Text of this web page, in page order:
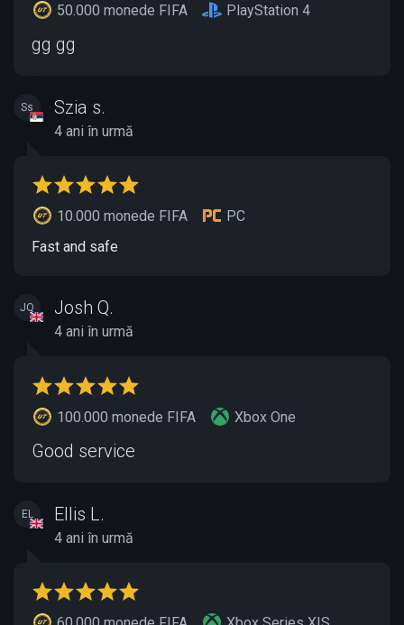
50.000 monede FIFA PlayStation 4
gg gg
Ss Szia s.
4 ani în urmă
10.000 monede FIFA
PC
Fast and safe
JQ Josh Q.
4 ani în urmă
100.000 monede FIFA Xbox One
Good service
EL Ellis L.
4 ani în urmă